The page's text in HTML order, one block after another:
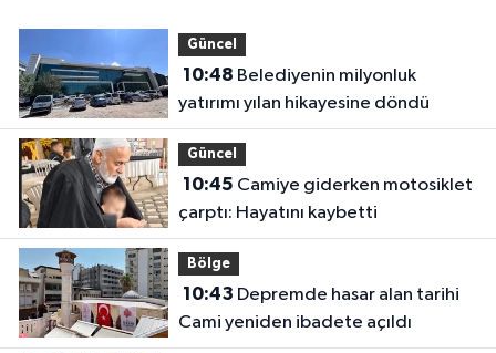
Güncel
10:48
yatırımı yılan hikayesine döndü
Güncel
10:45
çarptı: Hayatını kaybetti
Bölge
10:43
Cami yeniden ibadete açıldı